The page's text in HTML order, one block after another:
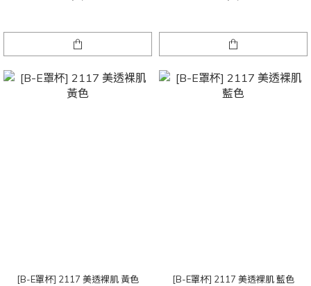
[B-E罩杯] 2117 美透裸肌 黃色 [B-E罩杯] 2117 美透裸肌 藍色